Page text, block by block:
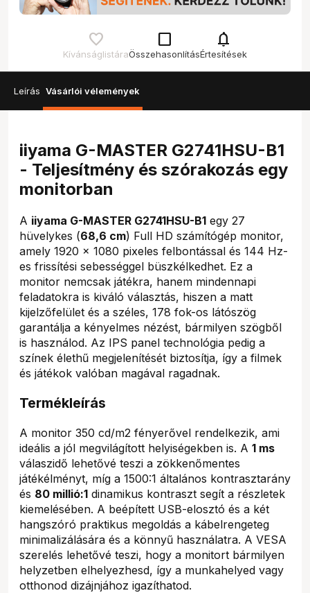
Kívánságlistára
check_box_outline_blank
Összehasonlítás
notifications
Értesítések
Leírás Vásárlói vélemények
iiyama G-MASTER G2741HSU-B1
- Teljesítmény és szórakozás egy
monitorban
A iiyama G-MASTER G2741HSU-B1 egy 27
hüvelykes (68,6 cm) Full HD számítógép monitor,
amely 1920 x 1080 pixeles felbontással és 144 Hz-
es frissítési sebességgel büszkélkedhet. Ez a
monitor nemcsak játékra, hanem mindennapi
feladatokra is kiváló választás, hiszen a matt
kijelzőfelület és a széles, 178 fok-os látószög
garantálja a kényelmes nézést, bármilyen szögből
is használod. Az IPS panel technológia pedig a
színek élethű megjelenítését biztosítja, így a filmek
és játékok valóban magával ragadnak.
Termékleírás
A monitor 350 cd/m2 fényerővel rendelkezik, ami
ideális a jól megvilágított helyiségekben is. A 1 ms
válaszidő lehetővé teszi a zökkenőmentes
játékélményt, míg a 1500:1 általános kontrasztarány
és 80 millió:1 dinamikus kontraszt segít a részletek
kiemelésében. A beépített USB-elosztó és a két
hangszóró praktikus megoldás a kábelrengeteg
minimalizálására és a könnyű használatra. A VESA
szerelés lehetővé teszi, hogy a monitort bármilyen
helyzetben elhelyezhesd, így a munkahelyed vagy
otthonod dizájnjához igazíthatod.